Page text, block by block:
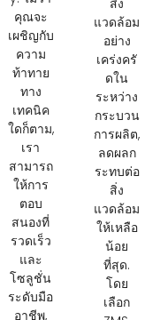
คุณจะ
เผชิญกับ
ความ
ท้าทาย
ทาง
เทคนิค
ใดก็ตาม,
เรา
สามารถ
ให้การ
ตอบ
สนองที่
รวดเร็ว
และ
โซลูชั่น
ระดับมือ
อาชีพ,
สิ่ง
แวดล้อม
อย่าง
เคร่งครั
ดใน
ระหว่าง
กระบวน
การผลิต,
ลดผลก
ระทบต่อ
สิ่ง
แวดล้อม
ให้เหลือ
น้อย
ที่สุด.
โดย
เลือก